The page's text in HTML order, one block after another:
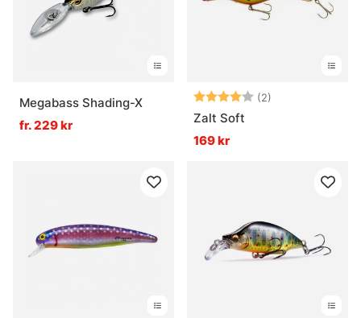
Megabass Shading-X
fr. 229 kr
Betyg: (2)
Zalt Soft
169 kr